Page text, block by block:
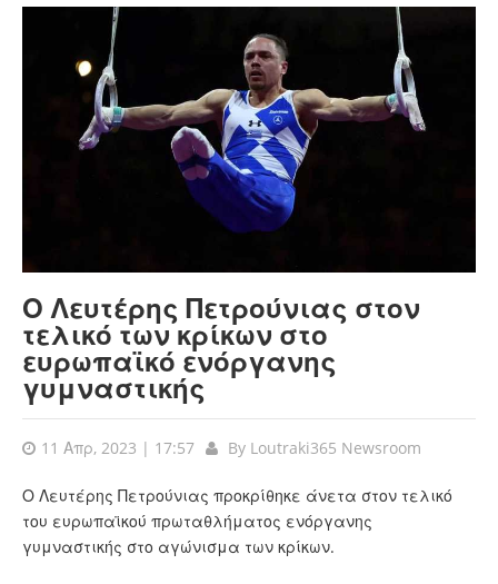
Ο Λευτέρης Πετρούνιας στον
τελικό των κρίκων στο
ευρωπαϊκό ενόργανης
γυμναστικής
11 Απρ, 2023 | 17:57 By Loutraki365 Newsroom
Ο Λευτέρης Πετρούνιας προκρίθηκε άνετα στον τελικό
του ευρωπαϊκού πρωταθλήματος ενόργανης
γυμναστικής στο αγώνισμα των κρίκων.